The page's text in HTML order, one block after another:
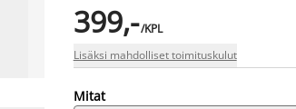
399,-/KPL
Lisäksi mahdolliset toimituskulut
Mitat